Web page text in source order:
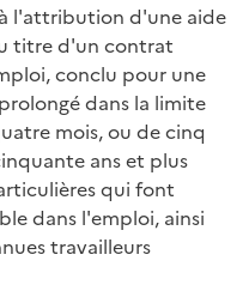
l'attribution d'une aide
titre d'un contrat
conclu pour une
dans la limite
mois, ou de cinq
ans et plus
qui font
dans l'emploi, ainsi
travailleurs